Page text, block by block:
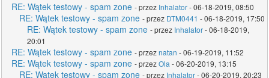
RE: Wątek testowy - spam zone - przez Inhalator- 06-18-2019, 08:50
RE: Wątek testowy - spam zone - przez DTM0441 - 06-18-2019, 17:50
RE: Wątek testowy - spam zone - przez Inhalator- 06-18-2019,
20:01
RE: Wątek testowy - spam zone - przeznatan - 06-19-2019, 11:52
RE: Wątek testowy - spam zone - przezOla - 06-20-2019, 13:15
RE: Wątek testowy - spam zone - przez Inhalator- 06-20-2019, 20:23